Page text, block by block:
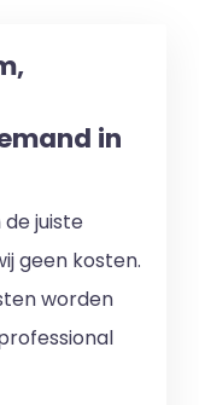
in
juiste
geen kosten.
worden